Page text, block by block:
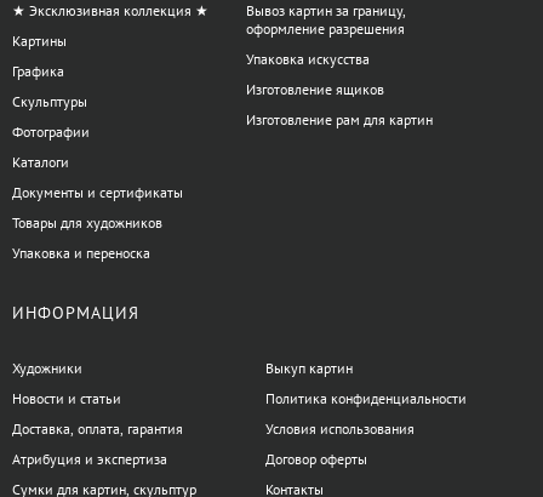
★ Эксклюзивная коллекция ★
Картины
Графика
Скульптуры
Фотографии
Каталоги
Документы и сертификаты
Товары для художников
Упаковка и переноска
Вывоз картин за границу,
оформление разрешения
Упаковка искусства
Изготовление ящиков
Изготовление рам для картин
ИНФОРМАЦИЯ
Художники
Новости и статьи
Доставка, оплата, гарантия
Атрибуция и экспертиза
Сумки для картин, скульптур
Выкуп картин
Политика конфиденциальности
Условия использования
Договор оферты
Контакты